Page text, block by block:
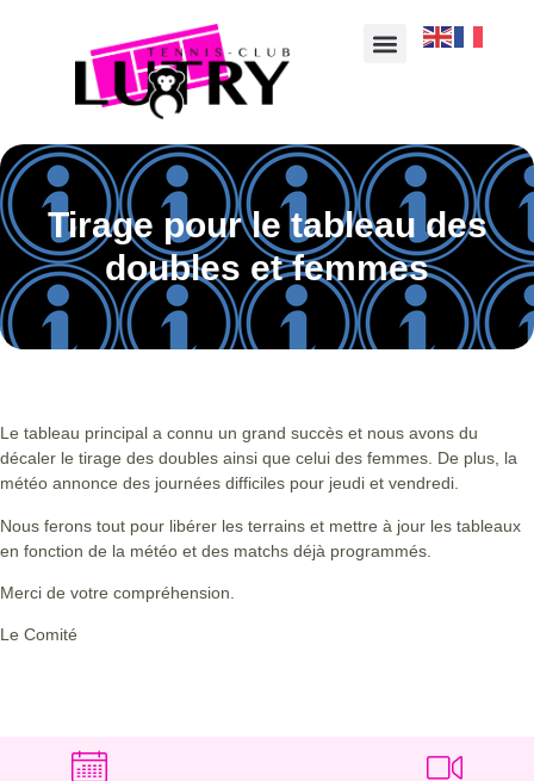
Tirage pour le tableau des
doubles et femmes
Le tableau principal a connu un grand succès et nous avons du
décaler le tirage des doubles ainsi que celui des femmes. De plus, la
météo annonce des journées difficiles pour jeudi et vendredi.
Nous ferons tout pour libérer les terrains et mettre à jour les tableaux
en fonction de la météo et des matchs déjà programmés.
Merci de votre compréhension.
Le Comité